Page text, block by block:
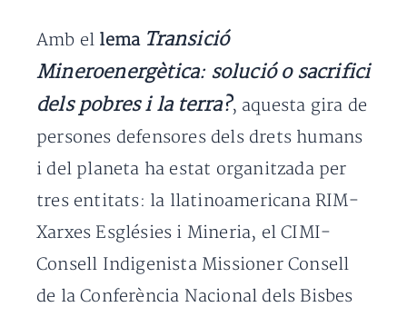
Amb el lema Transició
Mineroenergètica: solució o sacrifici
dels pobres i la terra?, aquesta gira de
persones defensores dels drets humans
i del planeta ha estat organitzada per
tres entitats: la llatinoamericana RIM-
Xarxes Esglésies i Mineria, el CIMI-
Consell Indigenista Missioner Consell
de la Conferència Nacional dels Bisbes